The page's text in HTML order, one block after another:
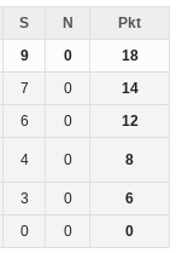
S N
Pkt
9 0
18
7 0
14
6 0 12
4 0 8
3 0
6
0 0 0